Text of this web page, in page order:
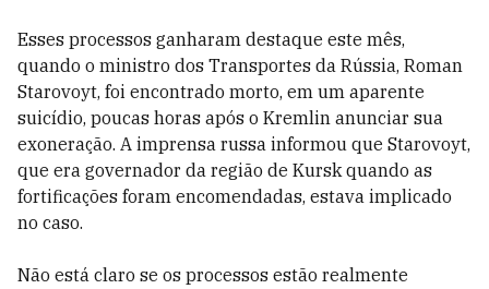
Esses processos ganharam destaque este mês,
quando o ministro dos Transportes da Rússia, Roman
Starovoyt, foi encontrado morto, em um aparente
suicídio, poucas horas após o Kremlin anunciar sua
exoneração. A imprensa russa informou que Starovoyt,
que era governador da região de Kursk quando as
fortificações foram encomendadas, estava implicado
no caso.
Não está claro se os processos estão realmente